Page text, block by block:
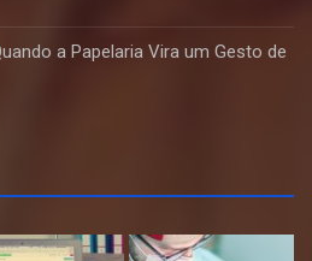
a Papelaria Vira um Gesto de